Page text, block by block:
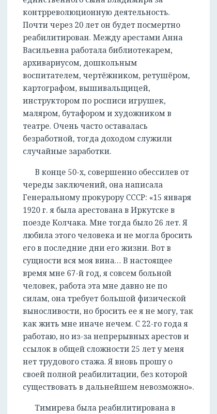
контрреволюционную деятельность.
Почти через 20 лет он будет посмертно
реабилитирован. Между арестами Анна
Васильевна работала библиотекарем,
архивариусом, дошкольным
воспитателем, чертёжником, ретушёром,
картографом, вышивальщицей,
инструктором по росписи игрушек,
маляром, бутафором и художником в
театре. Очень часто оставалась
безработной, тогда доходом служили
случайные заработки.
В конце 50-х, совершенно обессилев от
череды заключений, она написала
Генеральному прокурору СССР: «15 января
1920 г. я была арестована в Иркутске в
поезде Колчака. Мне тогда было 26 лет. Я
любила этого человека и не могла бросить
его в последние дни его жизни. Вот в
сущности вся моя вина… В настоящее
время мне 67-й год, я совсем больной
человек, работа эта мне давно не по
силам, она требует большой физической
выносливости, но бросить ее я не могу, так
как жить мне иначе нечем. С 22-го года я
работаю, но из-за непрерывных арестов и
ссылок в общей сложности 25 лет у меня
нет трудового стажа. Я вновь прошу о
своей полной реабилитации, без которой
существовать в дальнейшем невозможно».
Тимирева была реабилитирована в